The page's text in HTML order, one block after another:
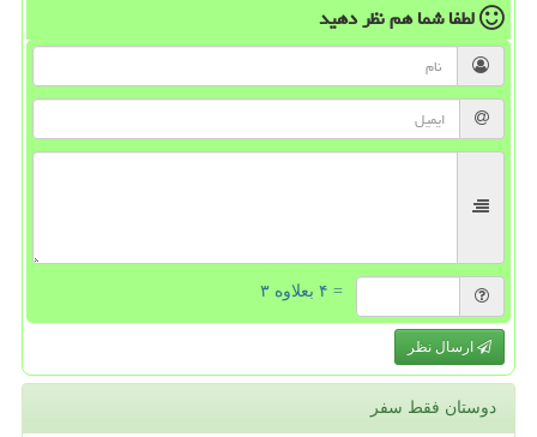
لطفا شما همنظر دهید
= ۴ بعلاوه ۳
ارسال نظر
دوستان فقط سفر